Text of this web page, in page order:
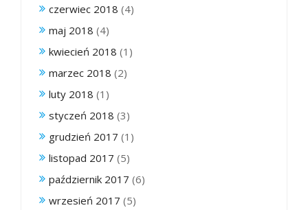
czerwiec 2018 (4)
maj 2018 (4)
kwiecień 2018 (1)
marzec 2018 (2)
luty 2018 (1)
styczeń 2018 (3)
grudzień 2017 (1)
listopad 2017 (5)
październik 2017 (6)
wrzesień 2017 (5)